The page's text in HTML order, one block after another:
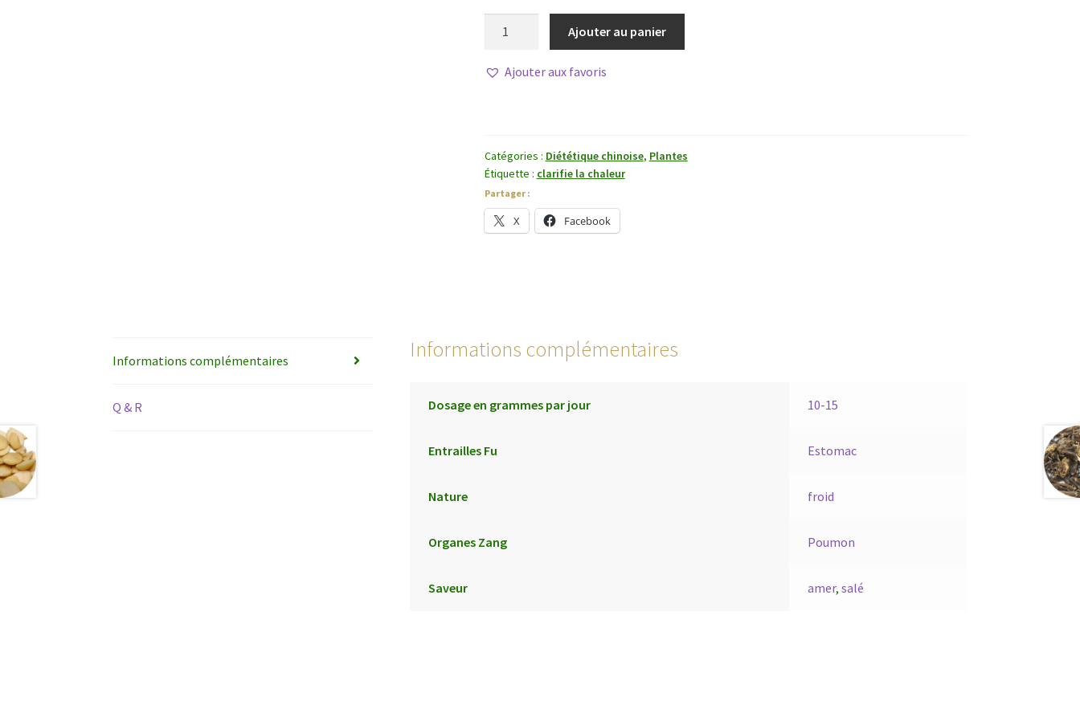
Hua
Ajouter au panier
Ajouter aux favoris
Catégories : Diététique chinoise, Plantes
Étiquette : clarifie la chaleur
Partager :
X Facebook
Informations complémentaires
Q & R
Informations complémentaires
Dosage en grammes par jour 10-15
Entrailles Fu Estomac
Nature froid
Organes Zang Poumon
Saveur amer, salé